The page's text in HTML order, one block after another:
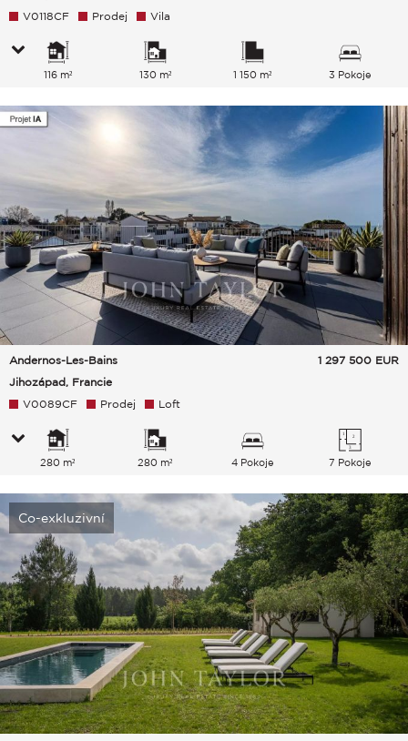
V0118CF Prodej Vila
116 m² 130 m² 1 150 m² 3 Pokoje
Andernos-Les-Bains
Jihozápad, Francie
1 297 500 EUR
V0089CF Prodej Loft
280 m² 280 m² 4 Pokoje 7 Pokoje
Co-exkluzivní